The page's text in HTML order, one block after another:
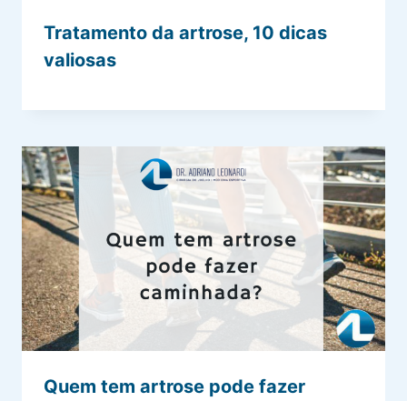
Tratamento da artrose, 10 dicas
valiosas
Quem tem artrose pode fazer